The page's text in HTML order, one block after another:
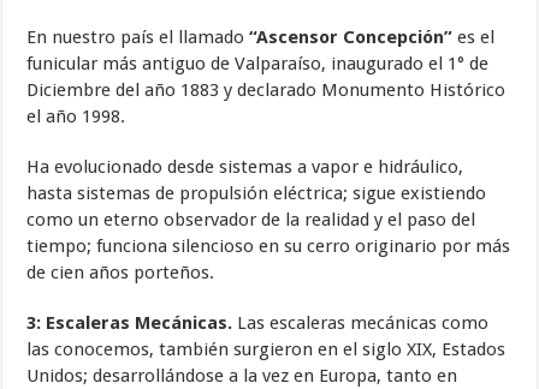
En nuestro país el llamado“Ascensor Concepción” es el
funicular más antiguo de Valparaíso, inaugurado el 1° de
Diciembre del año 1883 y declarado Monumento Histórico
el año 1998.
Ha evolucionado desde sistemas a vapor e hidráulico,
hasta sistemas de propulsión eléctrica; sigue existiendo
como un eterno observador de la realidad y el paso del
tiempo; funciona silencioso en su cerro originario por más
de cien años porteños.
3: Escaleras Mecánicas. Las escaleras mecánicas como
las conocemos, también surgieron en el siglo XIX, Estados
Unidos; desarrollándose a la vez en Europa, tanto en